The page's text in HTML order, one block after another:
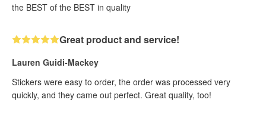
the BEST of the BEST in quality
Great product and service!
Lauren Guidi-Mackey
Stickers were easy to order, the order was processed very
quickly, and they came out perfect. Great quality, too!